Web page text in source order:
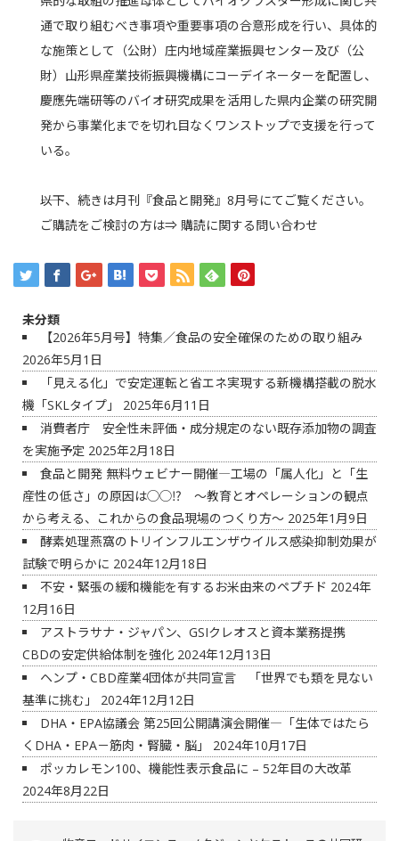
通で取り組むべき事項や重要事項の合意形成を行い、具体的
な施策として（公財）庄内地域産業振興センター及び（公
財）山形県産業技術振興機構にコーデイネーターを配置し、
慶應先端研等のバイオ研究成果を活用した県内企業の研究開
発から事業化までを切れ目なくワンストップで支援を行って
いる。
――以下、続きは月刊『食品と開発』8月号にてご覧ください。
ご購読をご検討の方は⇒ 購読に関する問い合わせ
未分類
【2026年5月号】特集／食品の安全確保のための取り組み
2026年5月1日
「見える化」で安定運転と省エネ実現する新機構搭載の脱水
機「SKLタイプ」
2025年6月11日
消費者庁 安全性未評価・成分規定のない既存添加物の調査
を実施予定 2025年2月18日
食品と開発 無料ウェビナー開催―工場の「属人化」と「生
産性の低さ」の原因は◯◯⁉ ～教育とオペレーションの観点
から考える、これからの食品現場のつくり方～ 2025年1月9日
酵素処理燕窩のトリインフルエンザウイルス感染抑制効果が
試験で明らかに 2024年12月18日
不安・緊張の緩和機能を有するお米由来のペプチド 2024年
12月16日
アストラサナ・ジャパン、GSIクレオスと資本業務提携
CBDの安定供給体制を強化 2024年12月13日
ヘンプ・CBD産業4団体が共同宣言 「世界でも類を見ない
基準に挑む」
2024年12月12日
DHA・EPA協議会 第25回公開講演会開催―「生体ではたら
くDHA・EPA－筋肉・腎臓・脳」
2024年10月17日
ポッカレモン100、機能性表示食品に – 52年目の大改革
2024年8月22日